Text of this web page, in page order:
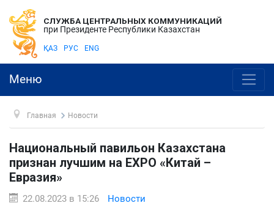
СЛУЖБА ЦЕНТРАЛЬНЫХ КОММУНИКАЦИЙ
при Президенте Республики Казахстан
ҚАЗ РУС ENG
Меню
Главная Новости
Национальный павильон Казахстана
признан лучшим на EXPO «Китай –
Евразия»
22.08.2023 в 15:26 Новости